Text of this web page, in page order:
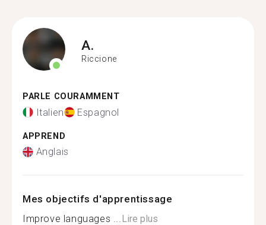
A.
Riccione
PARLE COURAMMENT
Italien Espagnol
APPREND
Anglais
Mes objectifs d'apprentissage
Improve languages ...Lire plus